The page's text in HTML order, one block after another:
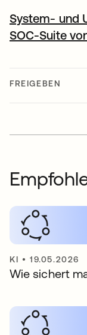
FREIGEBEN
System- und
SOC-Suite
KI •19.05.2026
Wie sichert